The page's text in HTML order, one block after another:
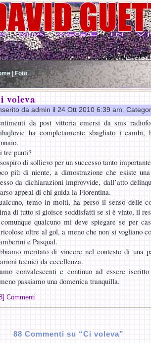
| Foto
voleva
da admin il 24 Ott 2010 6:39 am.
da post vittoria emersi da sms
ha completamente sbagliato i cambi,
tre punti?
di sollievo per un successo tanto
più di niente, a dimostrazione che esiste
da dichiarazioni improvvide, dall’atto
appeal di chi guida la Fiorentina.
temo in molti, ha perso il senso delle
di tutto si gioisce soddisfatti se si è vinto, il
qualcuno mi deve spiegare se per
oltre al gol, a meno che non si vogliano
e Pasqual.
meritato di vincere nel contesto di una
tecnici da eccellenza.
convalescenti e continuo ad essere
passiamo una domenica tranquilla.
Commenti
88 Commenti su “Ci voleva”